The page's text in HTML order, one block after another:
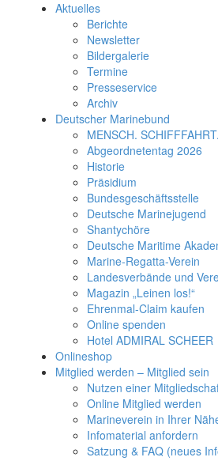
Aktuelles
Berichte
Newsletter
Bildergalerie
Termine
Presseservice
Archiv
Deutscher Marinebund
MENSCH.
Abgeordnetentag 2026
Historie
Präsidium
Bundesgeschäftsstelle
Deutsche Marinejugend
Shantychöre
Deutsche Maritime
Marine-Regatta-Verein
Landesverbände und
Magazin „Leinen los!“
Ehrenmal-Claim kaufen
Online spenden
Hotel ADMIRAL SCHEER
Onlineshop
Mitglied werden – Mitglied sein
Nutzen einer
Online Mitglied werden
Marineverein in Ihrer
Infomaterial anfordern
Satzung & FAQ (neues